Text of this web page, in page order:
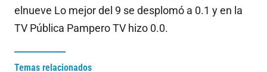
elnueve Lo mejor del 9 se desplomó a 0.1 y en la
TV Pública Pampero TV hizo 0.0.
Temas relacionados